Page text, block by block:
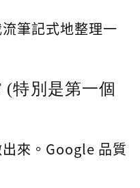
筆記式地整理一
特別是第一個
來。Google 品質